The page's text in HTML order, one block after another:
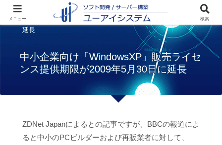
お知らせ
中小企業向け
「WindowsXP」販売ライセンス提供期限が2009年5月30日に
延長
中小企業向け「WindowsXP」販売ライセ
ンス提供期限が2009年5月30日に延長
ZDNet Japanによるとの記事ですが、BBCの報道によ
ると中小のPCビルダーおよび再販業者に対して、
メニュー 検索